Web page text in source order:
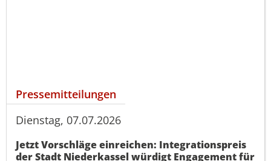
Pressemitteilungen
Dienstag, 07.07.2026
Jetzt Vorschläge einreichen: Integrationspreis
der Stadt Niederkassel würdigt Engagement für